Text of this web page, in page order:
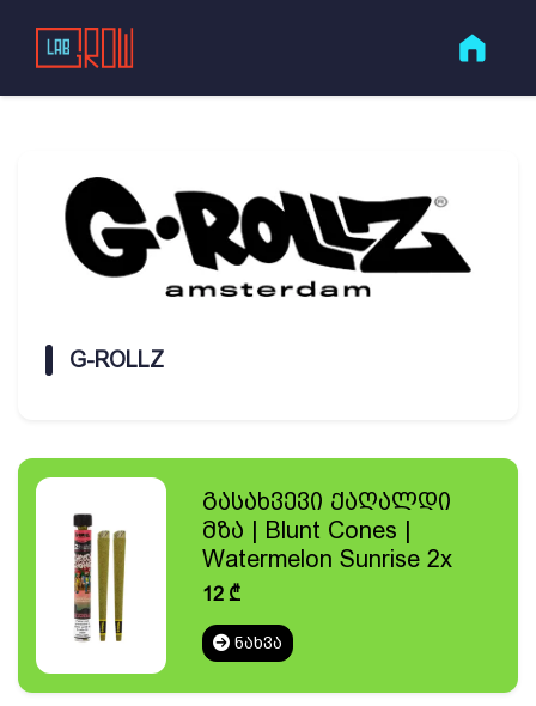
G-ROLLZ
გასახვევი ქაღალდი
მზა | Blunt Cones |
Watermelon Sunrise 2x
12₾
ᲜᲐᲮᲕᲐ